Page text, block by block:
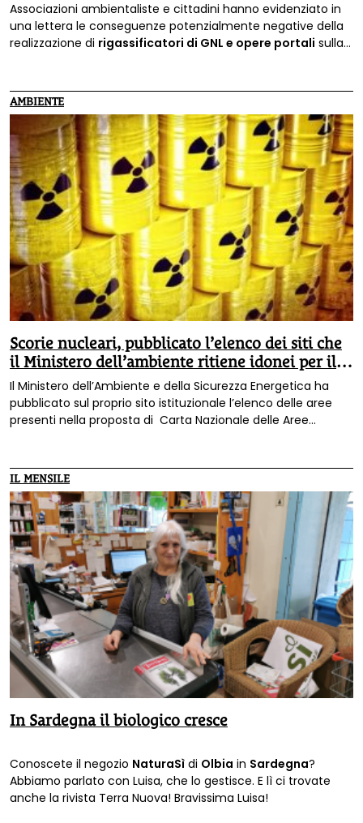
Associazioni ambientaliste e cittadini hanno evidenziato in
una lettera le conseguenze potenzialmente negative della
realizzazione di rigassificatori di GNL e opere portali sulla
AMBIENTE
Scorie nucleari, pubblicato l’elenco dei siti che
il Ministero dell’ambiente ritiene idonei per il
deposito
Il Ministero dell’Ambiente e della Sicurezza Energetica ha
pubblicato sul proprio sito istituzionale l’elenco delle aree
presenti nella proposta di Carta Nazionale delle Aree
Tecnologico, per lo stoccaggio in via definitiva dei rifiuti
radioattivi.
IL MENSILE
In Sardegna il biologico cresce
Conoscete il negozio NaturaSì di Olbia in Sardegna?
Abbiamo parlato con Luisa, che lo gestisce. E lì ci trovate
anche la rivista Terra Nuova! Bravissima Luisa!